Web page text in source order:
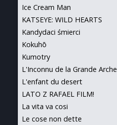
Ice Cream Man
KATSEYE: WILD HEARTS
Kandydaci śmierci
Kokuhō
Kumotry
L'Inconnu de la Grande Arche
L'enfant du desert
LATO Z RAFAEL FILM!
La vita va cosi
Le cose non dette